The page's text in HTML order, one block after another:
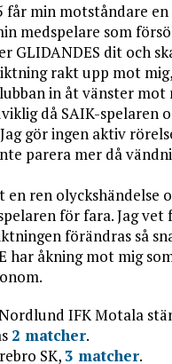
min motståndare
medspelare som
GLIDANDES dit och
rakt upp mot
in åt vänster
då SAIK-
gör ingen aktiv
parera mer då
en ren
för fara. Jag
förändras så
har åkning mot mig
IFK Motala
2 matcher.
SK,3 matcher.